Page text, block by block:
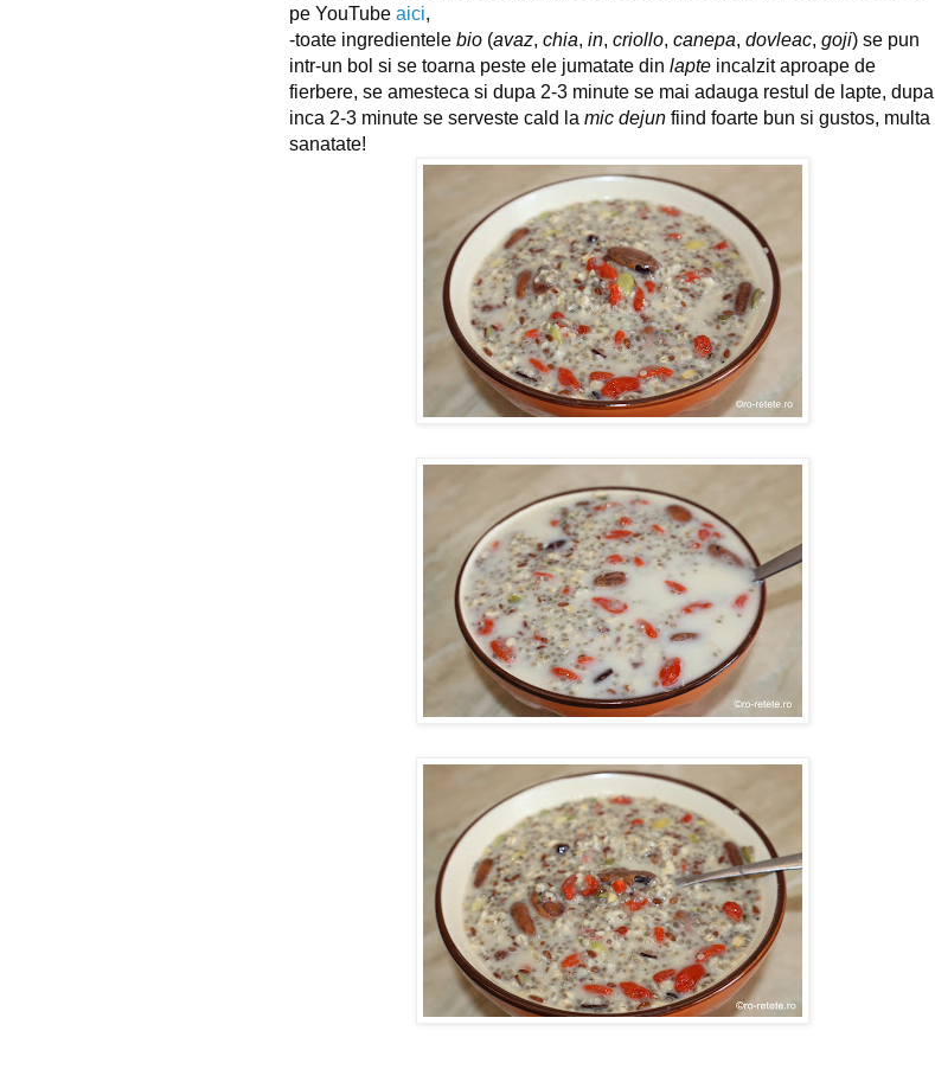
pe YouTube aici,
-toate ingredientele bio (avaz, chia, in, criollo, canepa, dovleac, goji) se pun
intr-un bol si se toarna peste ele jumatate din lapte incalzit aproape de
fierbere, se amesteca si dupa 2-3 minute se mai adauga restul de lapte, dupa
inca 2-3 minute se serveste cald la mic dejun fiind foarte bun si gustos, multa
sanatate!